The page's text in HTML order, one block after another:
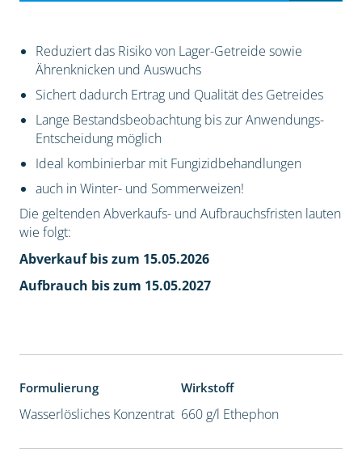
Reduziert das Risiko von Lager-Getreide sowie
Ährenknicken und Auswuchs
Sichert dadurch Ertrag und Qualität des Getreides
Lange Bestandsbeobachtung bis zur Anwendungs-
Entscheidung möglich
Ideal kombinierbar mit Fungizidbehandlungen
auch in Winter- und Sommerweizen!
Die geltenden Abverkaufs- und Aufbrauchsfristen lauten
wie folgt:
Abverkauf bis zum 15.05.2026
Aufbrauch bis zum 15.05.2027
Formulierung
Wasserlösliches Konzentrat
Wirkstoff
660 g/l Ethephon